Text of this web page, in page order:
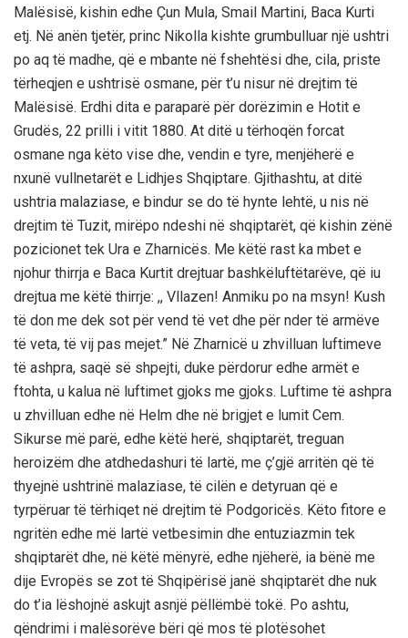
Malësisë, kishin edhe Çun Mula, Smail Martini, Baca Kurti
etj. Në anën tjetër, princ Nikolla kishte grumbulluar një ushtri
po aq të madhe, që e mbante në fshehtësi dhe, cila, priste
tërheqjen e ushtrisë osmane, për t’u nisur në drejtim të
Malësisë. Erdhi dita e paraparë për dorëzimin e Hotit e
Grudës, 22 prilli i vitit 1880. At ditë u tërhoqën forcat
osmane nga këto vise dhe, vendin e tyre, menjëherë e
nxunë vullnetarët e Lidhjes Shqiptare. Gjithashtu, at ditë
ushtria malaziase, e bindur se do të hynte lehtë, u nis në
drejtim të Tuzit, mirëpo ndeshi në shqiptarët, që kishin zënë
pozicionet tek Ura e Zharnicës. Me këtë rast ka mbet e
njohur thirrja e Baca Kurtit drejtuar bashkëluftëtarëve, që iu
drejtua me këtë thirrje: ,, Vllazen! Anmiku po na msyn! Kush
të don me dek sot për vend të vet dhe për nder të armëve
të veta, të vij pas mejet.” Në Zharnicë u zhvilluan luftimeve
të ashpra, saqë së shpejti, duke përdorur edhe armët e
ftohta, u kalua në luftimet gjoks me gjoks. Luftime të ashpra
u zhvilluan edhe në Helm dhe në brigjet e lumit Cem.
Sikurse më parë, edhe këtë herë, shqiptarët, treguan
heroizëm dhe atdhedashuri të lartë, me ç’gjë arritën që të
thyejnë ushtrinë malaziase, të cilën e detyruan që e
tyrpëruar të tërhiqet në drejtim të Podgoricës. Këto fitore e
ngritën edhe më lartë vetbesimin dhe entuziazmin tek
shqiptarët dhe, në këtë mënyrë, edhe njëherë, ia bënë me
dije Evropës se zot të Shqipërisë janë shqiptarët dhe nuk
do t’ia lëshojnë askujt asnjë pëllëmbë tokë. Po ashtu,
qëndrimi i malësorëve bëri që mos të plotësohet